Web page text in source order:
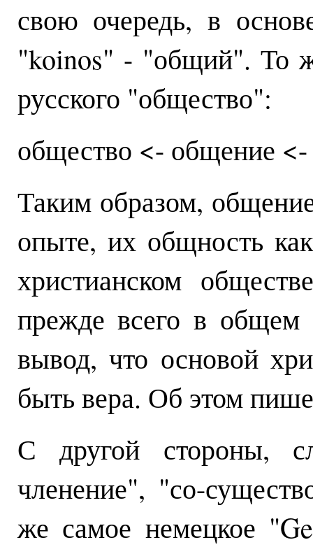
свою очередь, в
"koinos" - "общий". То
русского "общество":
общество <- общение
Таким образом,
опыте, их общность
христианском
прежде всего в
вывод, что основой
быть вера. Об этом
С другой стороны,
членение", "со-
же самое немецкое